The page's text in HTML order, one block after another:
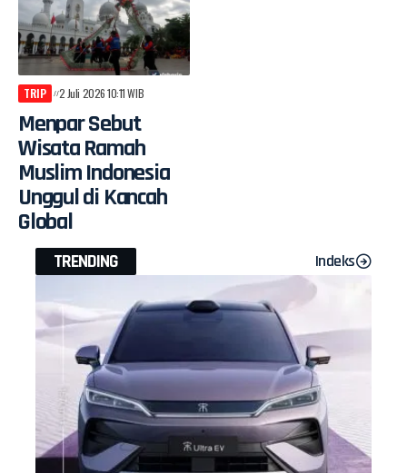
TRIP 2 Juli 2026 10:11 WIB
Menpar Sebut
Wisata Ramah
Muslim Indonesia
Unggul di Kancah
Global
TRENDING Indeks